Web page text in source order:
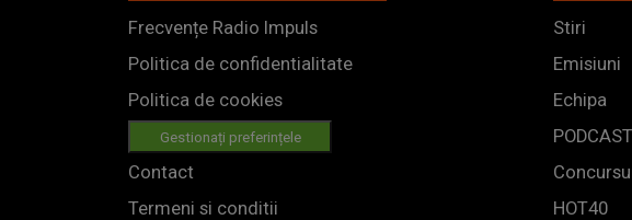
Frecvențe Radio Impuls
Politica de confidentialitate
Politica de cookies
Gestionați preferințele
Contact
Termeni si conditii
Stiri
Emisiuni
Echipa
PODCAST
HOT40